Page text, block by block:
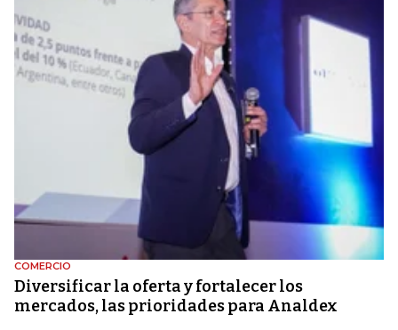
COMERCIO
Diversificar la oferta y fortalecer los
mercados, las prioridades para Analdex